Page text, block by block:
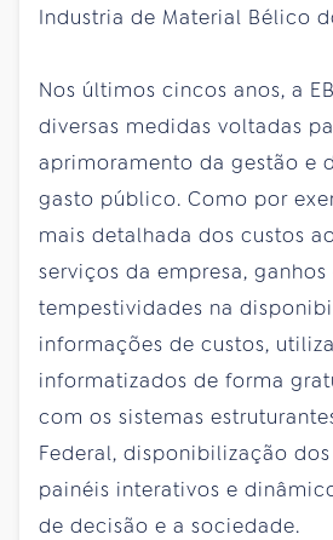
Industria de Material Bélico
Nos últimos cincos anos, a
diversas medidas voltadas
aprimoramento da gestão e
gasto público. Como por
mais detalhada dos custos
serviços da empresa, ganhos
tempestividades na
informações de custos,
informatizados de forma
com os sistemas
Federal, disponibilização
painéis interativos e
de decisão e a sociedade.